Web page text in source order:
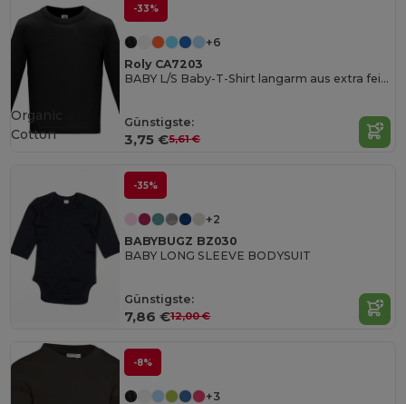
-33%
+6
Roly CA7203
BABY L/S Baby-T-Shirt langarm aus extra feingestricktem Material
Günstigste:
3,75 €5,61 €
Organic
Cotton
-35%
+2
BABYBUGZ BZ030
BABY LONG SLEEVE BODYSUIT
Günstigste:
7,86 €12,00 €
-8%
+3